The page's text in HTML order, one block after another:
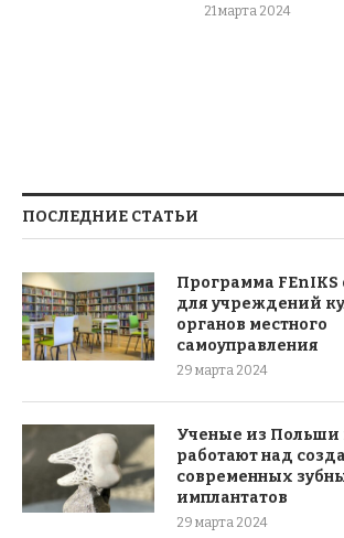
21 марта 2024
ПОСЛЕДНИЕ СТАТЬИ
Программа FEnIKS
для учреждений
органов местного
самоуправления
29 марта 2024
Ученые из Польши
работают над
современных
имплантатов
29 марта 2024